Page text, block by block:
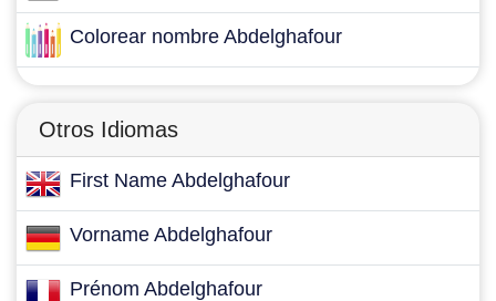
Colorear nombre Abdelghafour
Otros Idiomas
First Name Abdelghafour
Vorname Abdelghafour
Prénom Abdelghafour